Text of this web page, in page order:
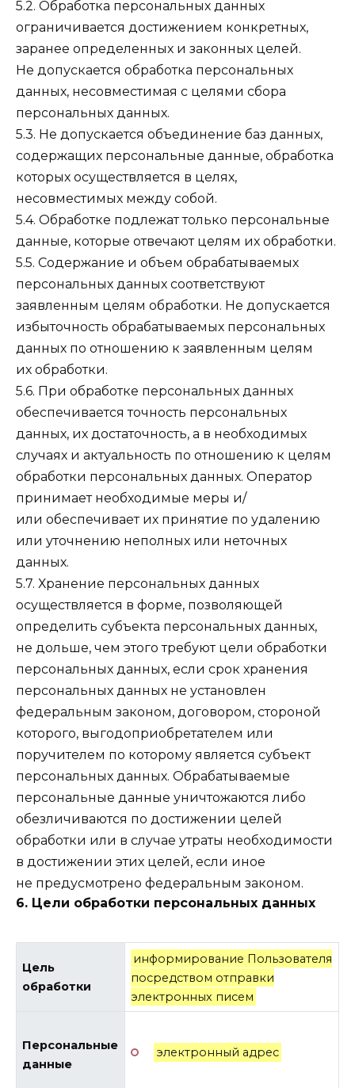
5.2. Обработка персональных данных
ограничивается достижением конкретных,
заранее определенных и законных целей.
Не допускается обработка персональных
данных, несовместимая с целями сбора
персональных данных.
5.3. Не допускается объединение баз данных,
содержащих персональные данные, обработка
которых осуществляется в целях,
несовместимых между собой.
5.4. Обработке подлежат только персональные
данные, которые отвечают целям их обработки.
5.5. Содержание и объем обрабатываемых
персональных данных соответствуют
заявленным целям обработки. Не допускается
избыточность обрабатываемых персональных
данных по отношению к заявленным целям
их обработки.
5.6. При обработке персональных данных
обеспечивается точность персональных
данных, их достаточность, а в необходимых
случаях и актуальность по отношению к целям
обработки персональных данных. Оператор
принимает необходимые меры и/
или обеспечивает их принятие по удалению
или уточнению неполных или неточных
данных.
5.7. Хранение персональных данных
осуществляется в форме, позволяющей
определить субъекта персональных данных,
не дольше, чем этого требуют цели обработки
персональных данных, если срок хранения
персональных данных не установлен
федеральным законом, договором, стороной
которого, выгодоприобретателем или
поручителем по которому является субъект
персональных данных. Обрабатываемые
персональные данные уничтожаются либо
обезличиваются по достижении целей
обработки или в случае утраты необходимости
в достижении этих целей, если иное
не предусмотрено федеральным законом.
6. Цели обработки персональных данных
Цель
обработки
информирование Пользователя
посредством отправки
электронных писем
Персональные
данные
электронный адрес